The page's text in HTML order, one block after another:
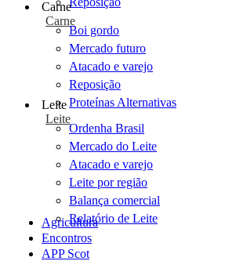
Carne
Carne
Boi gordo
Mercado futuro
Atacado e varejo
Reposição
Proteínas Alternativas
Leite
Leite
Ordenha Brasil
Mercado do Leite
Atacado e varejo
Leite por região
Balança comercial
Relatório de Leite
Agricultura
Encontros
APP Scot